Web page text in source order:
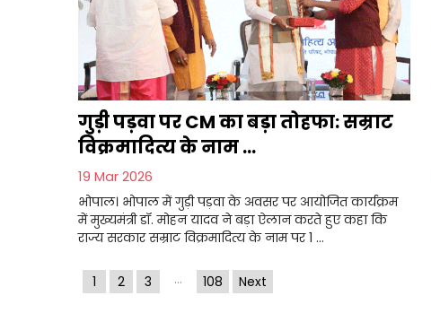
गुड़ी पड़वा पर CM का बड़ा तोहफा: सम्राट
विक्रमादित्य के नाम ...
19 Mar 2026
भोपाल। भोपाल में गुड़ी पड़वा के अवसर पर आयोजित कार्यक्रम
में मुख्यमंत्री डॉ. मोहन यादव ने बड़ा ऐलान करते हुए कहा कि
राज्य सरकार सम्राट विक्रमादित्य के नाम पर 1 ...
1 2 3 ... 108 Next